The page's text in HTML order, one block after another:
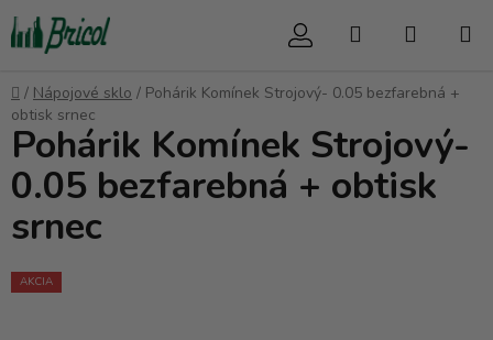
Prejsť
na
obsah
Hľadať
Domov
/ Nápojové sklo / Pohárik Komínek Strojový- 0.05 bezfarebná +
obtisk srnec
Pohárik Komínek Strojový-
0.05 bezfarebná + obtisk
srnec
AKCIA